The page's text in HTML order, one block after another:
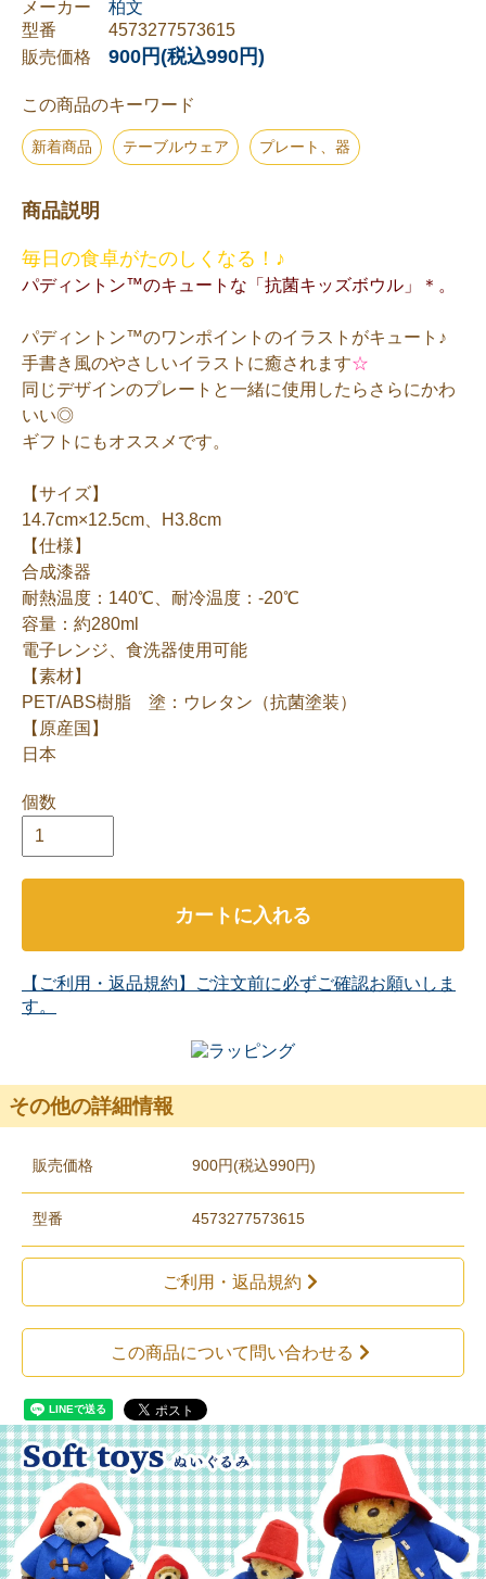
メーカー 柏文
型番
4573277573615
販売価格 900円(税込990円)
この商品のキーワード
新着商品 テーブルウェア プレート、器
商品説明
毎日の食卓がたのしくなる！♪
パディントン™のキュートな「抗菌キッズボウル」＊。
パディントン™のワンポイントのイラストがキュート♪
手書き風のやさしいイラストに癒されます☆
同じデザインのプレートと一緒に使用したらさらにかわ
いい◎
ギフトにもオススメです。
【サイズ】
14.7cm×12.5cm、H3.8cm
【仕様】
合成漆器
耐熱温度：140℃、耐冷温度：-20℃
容量：約280ml
電子レンジ、食洗器使用可能
【素材】
PET/ABS樹脂 塗：ウレタン（抗菌塗装）
【原産国】
日本
個数
カートに入れる
【ご利用・返品規約】ご注文前に必ずご確認お願いしま
す。
その他の詳細情報
販売価格 900円(税込990円)
型番 4573277573615
ご利用・返品規約
この商品について問い合わせる